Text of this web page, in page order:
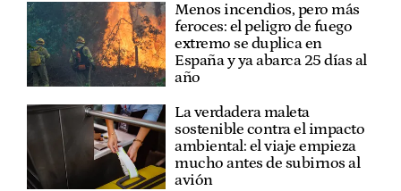
Menos incendios, pero más
feroces: el peligro de fuego
extremo se duplica en
España y ya abarca 25 días al
año
La verdadera maleta
sostenible contra el impacto
ambiental: el viaje empieza
mucho antes de subirnos al
avión